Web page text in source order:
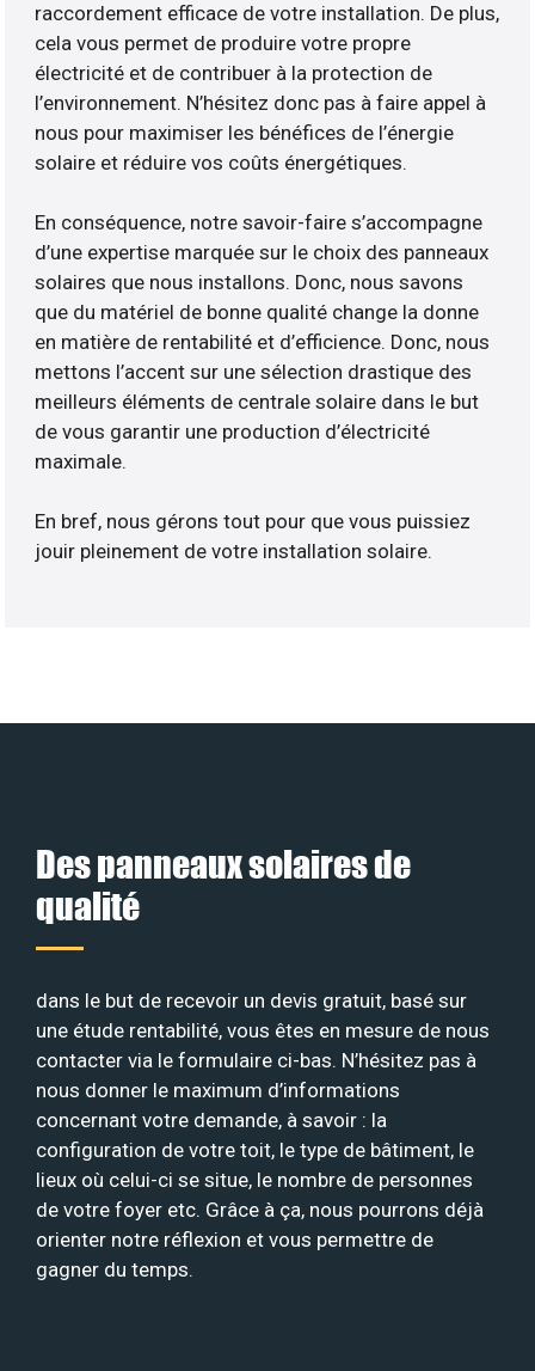
raccordement efficace de votre installation. De plus,
cela vous permet de produire votre propre
électricité et de contribuer à la protection de
l’environnement. N’hésitez donc pas à faire appel à
nous pour maximiser les bénéfices de l’énergie
solaire et réduire vos coûts énergétiques.
En conséquence, notre savoir-faire s’accompagne
d’une expertise marquée sur le choix des panneaux
solaires que nous installons. Donc, nous savons
que du matériel de bonne qualité change la donne
en matière de rentabilité et d’efficience. Donc, nous
mettons l’accent sur une sélection drastique des
meilleurs éléments de centrale solaire dans le but
de vous garantir une production d’électricité
maximale.
En bref, nous gérons tout pour que vous puissiez
jouir pleinement de votre installation solaire.
Des panneaux solaires de
qualité
dans le but de recevoir un devis gratuit, basé sur
une étude rentabilité, vous êtes en mesure de nous
contacter via le formulaire ci-bas. N’hésitez pas à
nous donner le maximum d’informations
concernant votre demande, à savoir : la
configuration de votre toit, le type de bâtiment, le
lieux où celui-ci se situe, le nombre de personnes
de votre foyer etc. Grâce à ça, nous pourrons déjà
orienter notre réflexion et vous permettre de
gagner du temps.